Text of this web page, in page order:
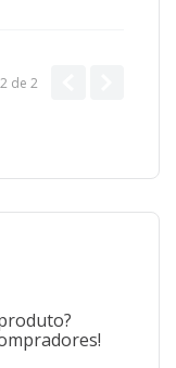
de 2